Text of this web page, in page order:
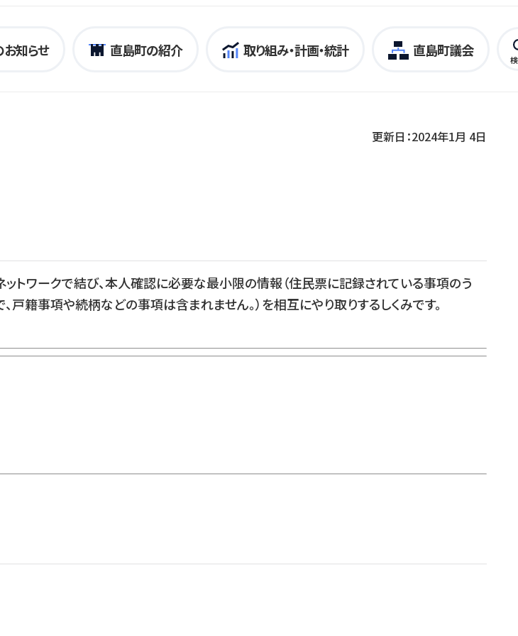
知らせ 直島町の紹介 取り組み・計画・統計 直島町議会
更新日：2024年1月 4日
ワークで結び、本人確認に必要な最小限の情報（住民票に記録されている事項のう
戸籍事項や続柄などの事項は含まれません。）を相互にやり取りするしくみです。